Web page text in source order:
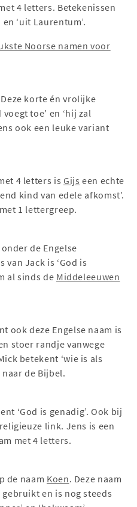
4 letters. Betekenissen
‘uit Laurentum’.
Noorse namen voor
korte én vrolijke
toe’ en ‘hij zal
ook een leuke variant
4 letters is Gijs een echte
kind van edele afkomst’.
1 lettergreep.
de Engelse
van Jack is ‘God is
al sinds de Middeleeuwen
ook deze Engelse naam is
stoer randje vanwege
betekent ‘wie is als
naar de Bijbel.
‘God is genadig’. Ook bij
link. Jens is een
met 4 letters.
de naam Koen. Deze naam
en is nog steeds